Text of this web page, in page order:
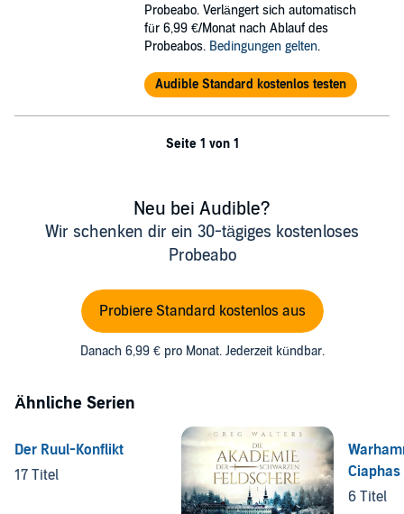
Probeabo. Verlängert sich automatisch
für 6,99 €/Monat nach Ablauf des
Probeabos. Bedingungen gelten.
Audible Standard kostenlos testen
Seite 1 von 1
Neu bei Audible?
Wir schenken dir ein 30-tägiges kostenloses
Probeabo
Probiere Standard kostenlos aus
Danach 6,99 € pro Monat. Jederzeit kündbar.
Ähnliche Serien
Der Ruul-Konflikt
17 Titel
Ciaphas
6 Titel